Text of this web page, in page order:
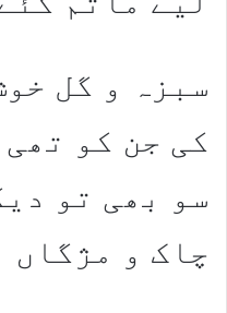
سبزہ و گل
کی جن کو تھی
سو بھی تو
چاک و مژگاں